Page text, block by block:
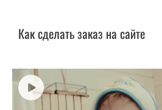
Как сделать заказ на сайте